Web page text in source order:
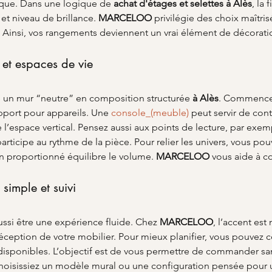
Dans une logique de achat d'étages et selettes à Alès, la
niveau de brillance. MARCELOO privilégie des choix
vos rangements deviennent un vrai élément de
espaces de vie
mur “neutre” en composition structurée à Alès.
pour appareils. Une console_(meuble) peut servir de
vertical. Pensez aussi aux points de lecture, par
au rythme de la pièce. Pour relier les univers, vous
proportionné équilibre le volume. MARCELOO vous aide à
et suivi
être une expérience fluide. Chez MARCELOO, l’accent
de votre mobilier. Pour mieux planifier, vous pouvez
L’objectif est de vous permettre de commander
un modèle mural ou une configuration pensée